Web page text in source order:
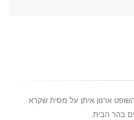
ארנון איתן על מסית שקרא
בהר הבית.